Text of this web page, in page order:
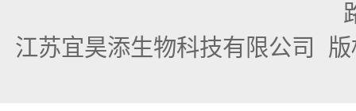
江苏宜昊添生物科技有限公司